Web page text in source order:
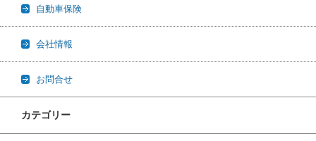
自動車保険
会社情報
お問合せ
カテゴリー